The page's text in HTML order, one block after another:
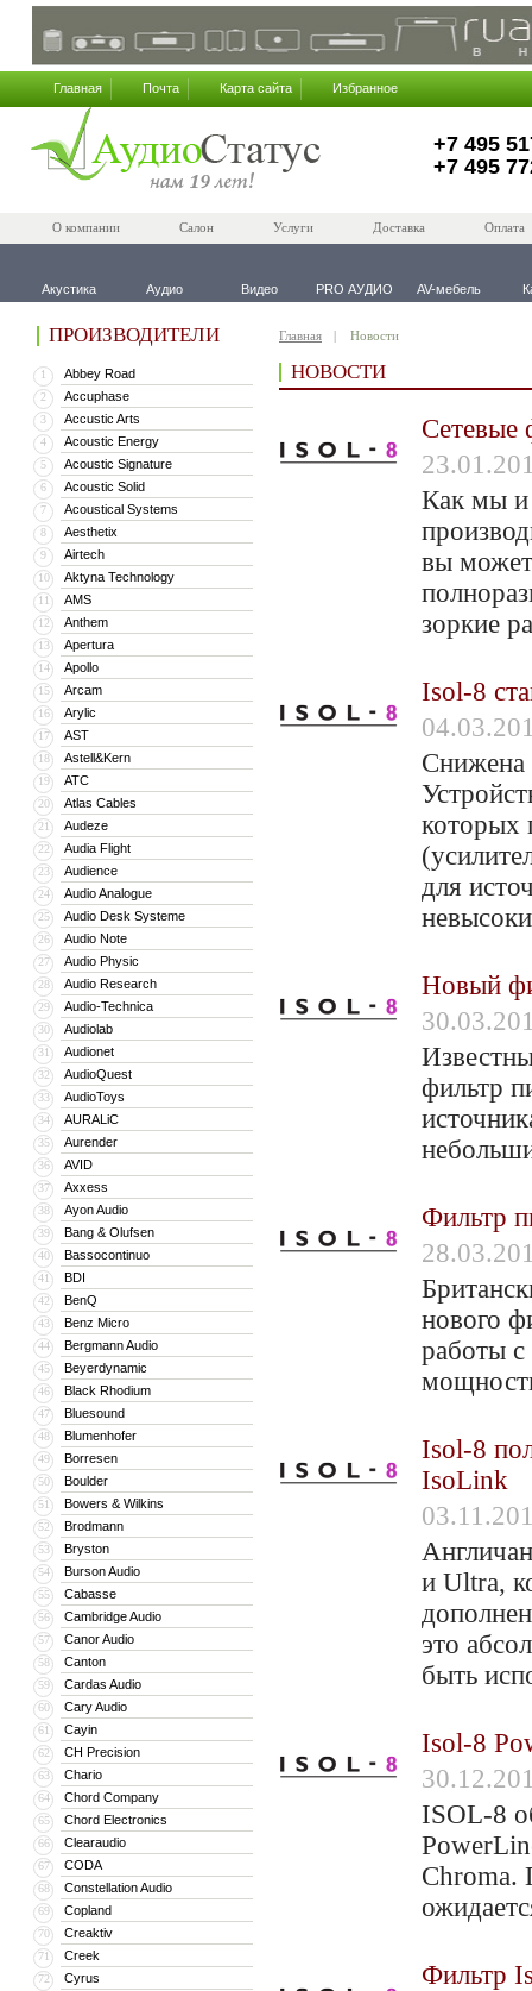
Главная Почта Карта сайта Избранное
+7 495
+7 495
О компании Салон Услуги Доставка Оплата
Акустика Аудио Видео PRO АУДИО AV-мебель
ПРОИЗВОДИТЕЛИ
1 Abbey Road
2 Accuphase
3 Accustic Arts
4 Acoustic Energy
5 Acoustic Signature
6 Acoustic Solid
7 Acoustical Systems
8 Aesthetix
9 Airtech
10 Aktyna Technology
11 AMS
12 Anthem
13 Apertura
14 Apollo
15 Arcam
16 Arylic
17 AST
18 Astell&Kern
19 ATC
20 Atlas Cables
21 Audeze
22 Audia Flight
23 Audience
24 Audio Analogue
25 Audio Desk Systeme
26 Audio Note
27 Audio Physic
28 Audio Research
29 Audio-Technica
30 Audiolab
31 Audionet
32 AudioQuest
33 AudioToys
34 AURALiC
35 Aurender
36 AVID
37 Axxess
38 Ayon Audio
39 Bang & Olufsen
40 Bassocontinuo
41 BDI
42 BenQ
43 Benz Micro
44 Bergmann Audio
45 Beyerdynamic
46 Black Rhodium
47 Bluesound
48 Blumenhofer
49 Borresen
50 Boulder
51 Bowers & Wilkins
52 Brodmann
53 Bryston
54 Burson Audio
55 Cabasse
56 Cambridge Audio
57 Canor Audio
58 Canton
59 Cardas Audio
60 Cary Audio
61 Cayin
62 CH Precision
63 Chario
64 Chord Company
65 Chord Electronics
66 Clearaudio
67 CODA
68 Constellation Audio
69 Copland
70 Creaktiv
71 Creek
72 Cyrus
Главная Новости
НОВОСТИ
Сетевые
Как мы и
вы
зоркие
Isol-8
Снижена
которых
для
Новый
фильтр
Фильтр
нового
работы с
Isol-8
IsoLink
и Ultra,
это
быть
Isol-8
ISOL-8
Chroma.
Фильтр